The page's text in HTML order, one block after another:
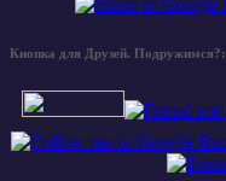
Кнопка для Друзей. Подружимся?: